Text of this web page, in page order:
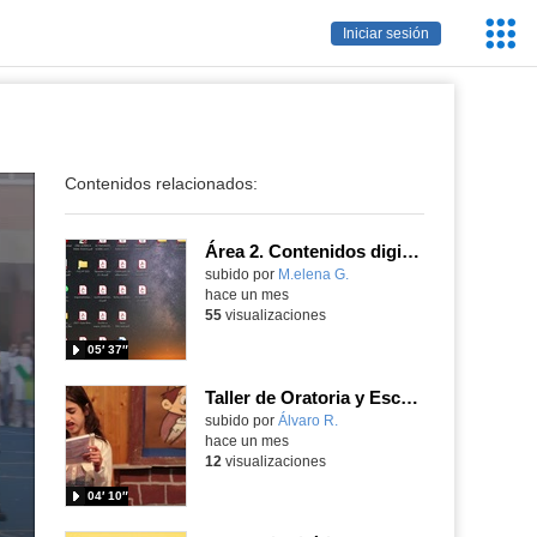
Iniciar sesión
Contenidos relacionados:
Área 2. Contenidos digitales
Contenido educativo.
subido por M.elena G.
05′ 37″
hace un mes
55visualizaciones
Taller de Oratoria y Escritura 2026 Terceros
Contenido educativo.
subido por Álvaro R.
04′ 10″
hace un mes
12 visualizaciones